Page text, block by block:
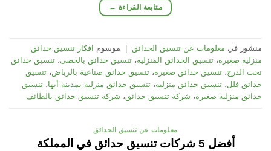
متابعة القراءة ←
منشور في معلومات عن تنسيق الحدائق موسوم افكار تنسيق حدائق
منزلية صغيرة، تنسيق الحدائق المنزلية، تنسيق حدائق بالحصى، تنسيق حدائق
تحت الدرج، تنسيق حدائق صغيره، تنسيق حدائق صناعية بالرياض، تنسيق
حدائق فلل، تنسيق حدائق منزلية، تنسيق حدائق منزلية بمدينة أبها، تنسيق
حدائق منزلية صغيرة، شركة تنسيق حدائق، شركة تنسيق حدائق بالطائف
معلومات عن تنسيق الحدائق
أفضل 5 شركات تنسيق حدائق في المملكة